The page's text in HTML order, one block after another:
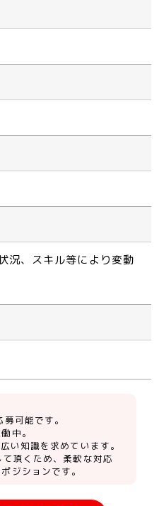
況、スキル等により変動
可能です。
中。
い知識を求めています。
頂くため、柔軟な対応
ジションです。